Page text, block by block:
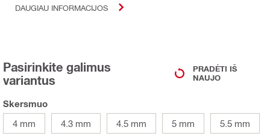
DAUGIAU INFORMACIJOS
Pasirinkite galimus
variantus
PRADĖTI IŠ
NAUJO
Skersmuo
4 mm
4.3 mm 4.5 mm 5 mm 5.5 mm